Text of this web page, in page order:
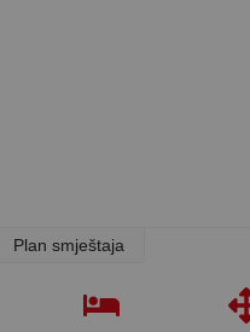
Plan smještaja